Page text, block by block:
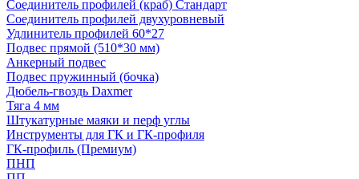
Соединитель профилей (краб) Стандарт
Соединитель профилей двухуровневый
Удлинитель профилей 60*27
Подвес прямой (510*30 мм)
Анкерный подвес
Подвес пружинный (бочка)
Дюбель-гвоздь Daxmer
Тяга 4 мм
Штукатурные маяки и перф углы
Инструменты для ГК и ГК-профиля
ГК-профиль (Премиум)
ПНП